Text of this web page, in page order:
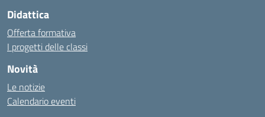
Didattica
Offerta formativa
I progetti delle classi
Novità
Le notizie
Calendario eventi